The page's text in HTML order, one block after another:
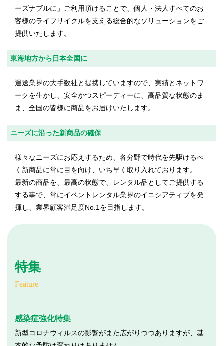
ーズナブルに」ご利用頂けることで、個人・法人すべてのお
客様のライフサイクルを支える総合的なソリューションをご
提供いたします。
東海地方から日本全国に
運送業界の大手数社と提携していますので、実績とネットワ
ークを生かし、安全かつスピーディーに、高品質な状態のま
ま、全国の皆様に商品をお届けいたします。
ニーズに沿った新商品の確保
様々なニーズにお応えするため、各分野で時代を先駆けるべ
く新商品に常に目を向け、いち早く取り入れております。
最新の商品を、最高の状態で、レンタル品としてご提供する
する事で、常にイベントレンタル業界のイニシアティブを発
揮し、業界顧客満足度No.1を目指します。
特集
Feature
感染症強化特集
新型コロナウィルスの影響がまた広がりつつありますが、基